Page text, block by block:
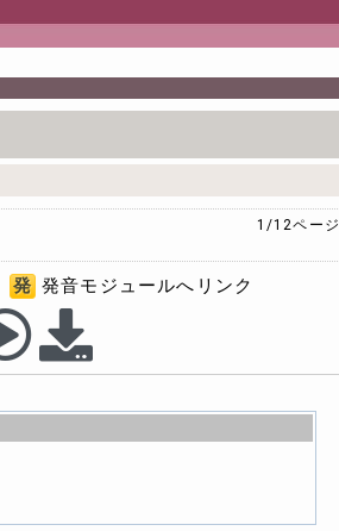
1/12ページ
発 発音モジュールへリンク